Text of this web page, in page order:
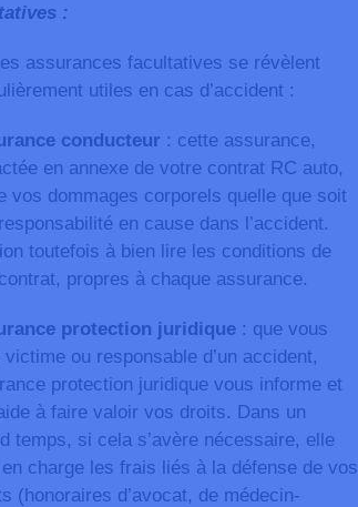
:
assurances facultatives se révèlent
utiles en cas d’accident :
conducteur : cette assurance,
en annexe de votre contrat RC auto,
vos dommages corporels quelle que soit
en cause dans l’accident.
toutefois à bien lire les conditions de
propres à chaque assurance.
protection juridique: que vous
ou responsable d’un accident,
protection juridique vous informe et
à faire valoir vos droits. Dans un
temps, si cela s’avère nécessaire, elle
charge les frais liés à la défense de vos
(honoraires d’avocat, de médecin-